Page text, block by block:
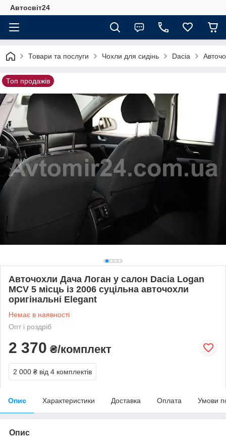
Автосвіт24
Товари та послуги Чохли для сидінь Dacia
Топ продажів
Авточохли Дача Логан у салон Dacia Logan
MCV 5 місць із 2006 суцільна авточохли
оригінальні Elegant
Немає в наявності
Опт і роздріб
2 370 ₴/комплект
2 000 ₴ від 4 комплектів
Опис Характеристики Доставка Оплата Умови
Опис